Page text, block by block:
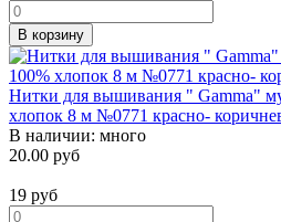
В корзину
Нитки для вышивания " Gamma"
хлопок 8 м №0771 красно-
В наличии: много
20.00 руб
19 руб